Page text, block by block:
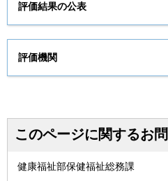
評価結果の公表
評価機関
このページに関するお
健康福祉部保健福祉総務課